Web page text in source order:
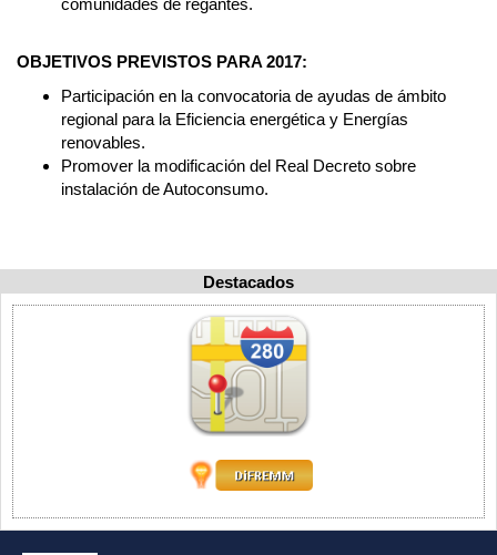
OBJETIVOS PREVISTOS PARA 2017:
Participación en la convocatoria de ayudas de ámbito
regional para la Eficiencia energética y Energías
renovables.
Promover la modificación del Real Decreto sobre
instalación de Autoconsumo.
Destacados